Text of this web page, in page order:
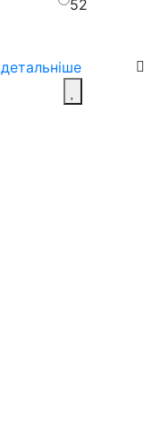
52
детальніше